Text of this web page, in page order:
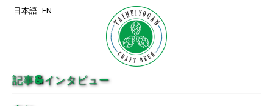
記事&インタビュー
日本語 EN